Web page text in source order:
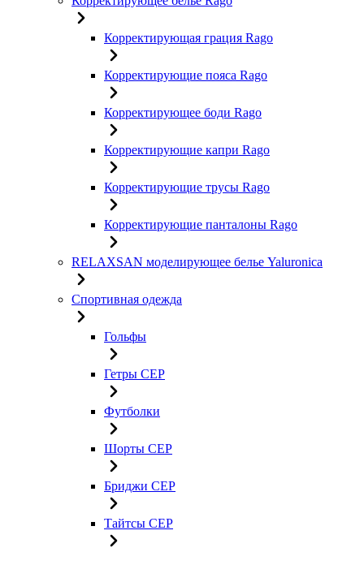
Корректирующая грация Rago
Корректирующие пояса Rago
Корректирующее боди Rago
Корректирующие капри Rago
Корректирующие трусы Rago
Корректирующие панталоны Rago
RELAXSAN моделирующее белье Yaluroniсa
Спортивная одежда
Гольфы
Гетры CEP
Футболки
Шорты CEP
Бриджи CEP
Тайтсы CEP